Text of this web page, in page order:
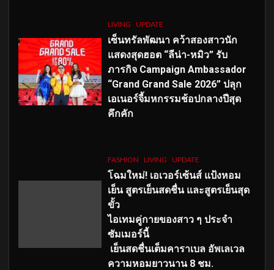
LIVING UPDATE
เซ็นทรัลพัฒนา คว้าสองสาวนัก
แสดงสุดฮอต “ลีน่า-หมิว” รับ
ภารกิจ Campaign Ambassador
“Grand Grand Sale 2026” ปลุก
เอเนอร์จี้มหกรรมช้อปกลางปีสุด
คึกคัก
FASHION LIVING UPDATE
โฉมใหม่! เอเวอร์เซ้นส์ แป้งหอม
เย็น สูตรเย็นสดชื่น และสูตรเย็นสุด
ขั้ว
ไอเทมคู่กายของสาว ๆ ประจำ
ซัมเมอร์นี้
เย็นสดชื่นเต็มคาราเบล อัพเลเวล
ความหอมยาวนาน 8 ชม.